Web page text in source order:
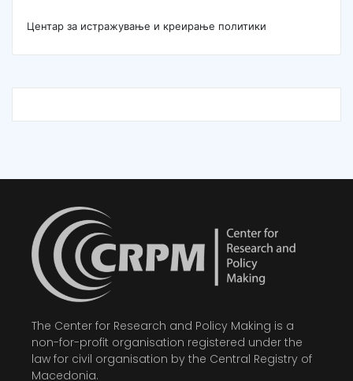
Центар за истражување и креирање политики
The Center for Research and Policy Making is a
non-for-profit organisation registered under the
law for civil organisation by the Central Registry of
Macedonia.